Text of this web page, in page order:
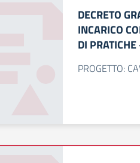
DECRETO
INCARICO
DI
PROGETTO: